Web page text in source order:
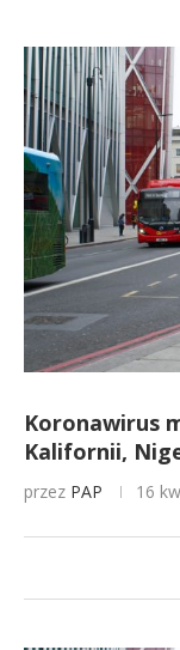
Koronawirus
Kalifornii,
przez PAP 16